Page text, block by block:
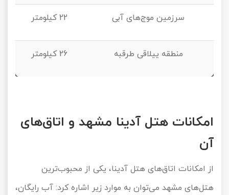
سرزمین موج‌های آبی 22کیلومتر
منطقه ییلاقی طرقبه 26کیلومتر
امکانات هتل آدینا مشهد و اتاق‌های
آن
از امکانات اتاق‌های هتل آدینا، یکی از محبوب‌ترین
هتل‌های مشهد می‌توان به موارد زیر اشاره کرد: آب رایگان،